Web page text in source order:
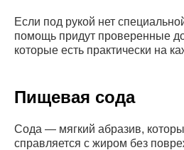
Если под рукой нет
помощь придут проверенные
которые есть практически на
Пищевая сода
Сода — мягкий абразив,
справляется с жиром без